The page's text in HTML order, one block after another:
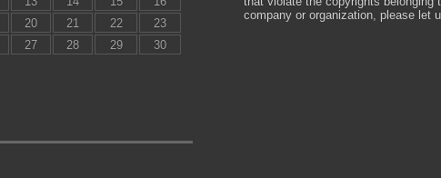
20 21 22
23
27 28 29
30
company or organization, please let